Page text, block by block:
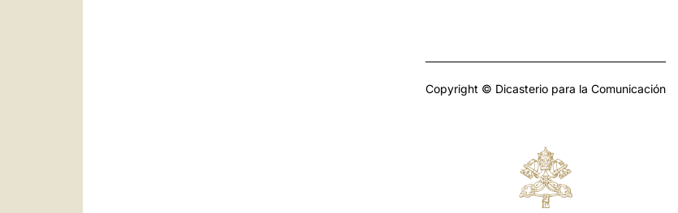
Copyright © Dicasterio para la Comunicación